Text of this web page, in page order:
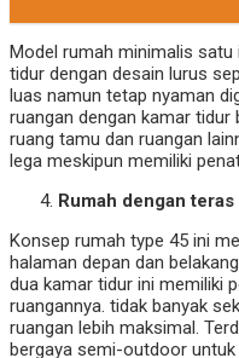
Model rumah minimalis
tidur dengan desain lurus
luas namun tetap nyaman
ruangan dengan kamar tidur
ruang tamu dan ruangan
lega meskipun memiliki
Rumah dengan
Konsep rumah type 45 ini
halaman depan dan
dua kamar tidur ini memiliki
ruangannya. tidak banyak
ruangan lebih maksimal.
bergaya semi-outdoor